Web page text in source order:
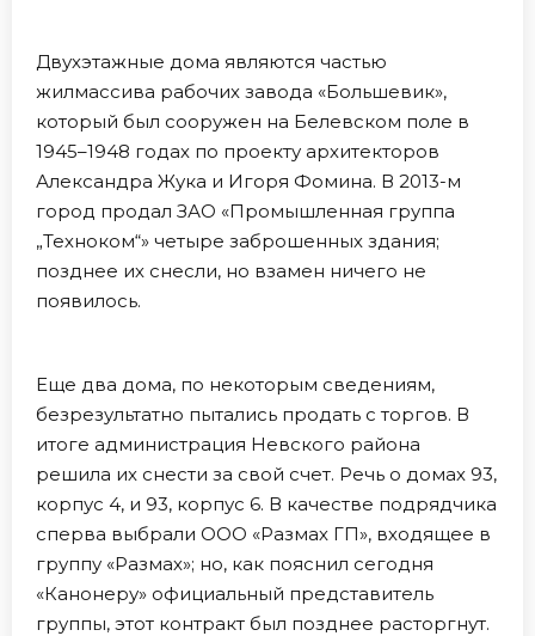
Двухэтажные дома являются частью
жилмассива рабочих завода «Большевик»,
который был сооружен на Белевском поле в
1945–1948 годах по проекту архитекторов
Александра Жука и Игоря Фомина. В 2013-м
город продал ЗАО «Промышленная группа
„Техноком“» четыре заброшенных здания;
позднее их снесли, но взамен ничего не
появилось.
Еще два дома, по некоторым сведениям,
безрезультатно пытались продать с торгов. В
итоге администрация Невского района
решила их снести за свой счет. Речь о домах 93,
корпус 4, и 93, корпус 6. В качестве подрядчика
сперва выбрали ООО «Размах ГП», входящее в
группу «Размах»; но, как пояснил сегодня
«Канонеру» официальный представитель
группы, этот контракт был позднее расторгнут.